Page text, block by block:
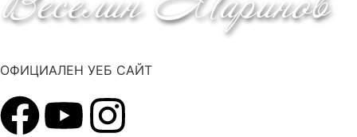
ОФИЦИАЛЕН УЕБ САЙТ